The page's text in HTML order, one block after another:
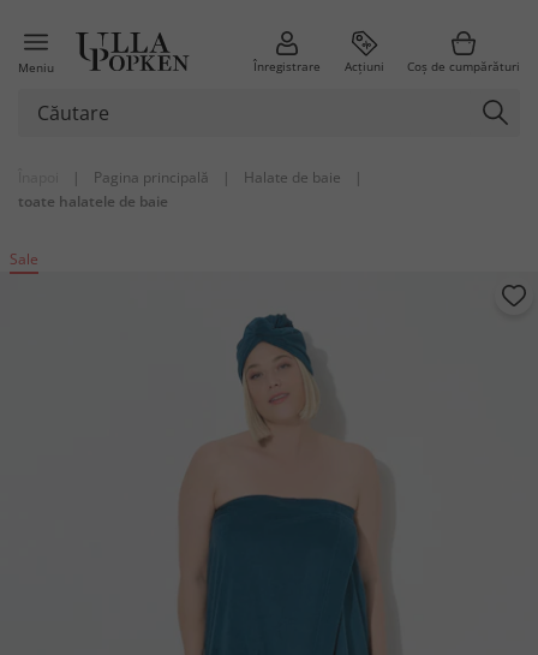
Meniu Înregistrare Acțiuni Coș de cumpărături
| Pagina principală | Halate de baie
|
toate halatele de baie
Sale